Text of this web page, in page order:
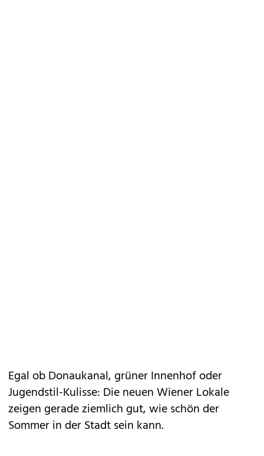
Egal ob Donaukanal, grüner Innenhof oder
Jugendstil-Kulisse: Die neuen Wiener Lokale
zeigen gerade ziemlich gut, wie schön der
Sommer in der Stadt sein kann.